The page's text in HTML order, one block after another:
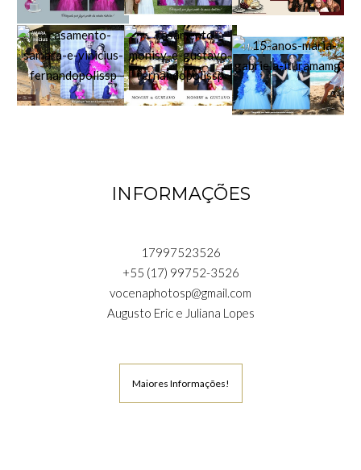
INFORMAÇÕES
17997523526
+55 (17) 99752-3526
vocenaphotosp@gmail.com
Augusto Eric e Juliana Lopes
Maiores Informações!